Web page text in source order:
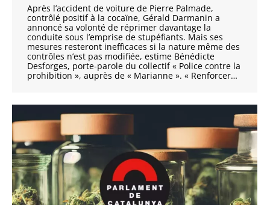
Après l’accident de voiture de Pierre Palmade,
contrôlé positif à la cocaïne, Gérald Darmanin a
annoncé sa volonté de réprimer davantage la
conduite sous l’emprise de stupéfiants. Mais ses
mesures resteront inefficaces si la nature même des
contrôles n’est pas modifiée, estime Bénédicte
Desforges, porte-parole du collectif « Police contre la
prohibition », auprès de « Marianne ». « Renforcer…